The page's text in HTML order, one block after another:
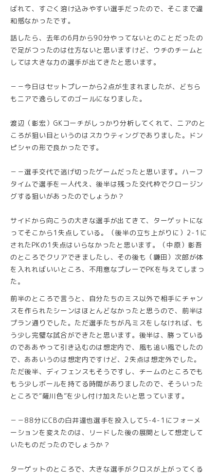
ばれて、すごく溶け込みやすい選手だったので、そこまで違
和感なかったです。
話したら、去年の6月から90分やってないとのことだったの
で足がつったのは仕方ないと思いますけど、ウチのチームと
しては大きな力の選手が出てきたと思います。
－－今日はセットプレーから2点が生まれましたが、どちら
もニアで逸らしてのゴールになりました。
渡辺（彰宏）GKコーチがしっかり分析してくれて、ニアのと
ころが狙い目というのはスカウティングでありました。ドン
ピシャの形で良かったです。
－－選手交代で逃げ切ったゲームだったと思います。ハーフ
タイムで選手を一人代え、後半は残った交代枠でクロージン
グする狙いがあったのでしょうか？
サイドから向こうの大きな選手が出てきて、ターゲットにな
ってそこから1失点している。（後半の立ち上がりに）2-1に
されたPKの1失点はいらなかったと思います。（中原）彰吾
のところでクリアできましたし、その後も（鎌田）次郎が体
を入れればいいところ、不用意なプレーでPKを与えてしまっ
た。
前半のところで言うと、自分たちのミス以外で相手にチャン
スを作られたシーンはほとんどなかったと思うので、前半は
プラン通りでした。ただ選手たちが凡ミスをしなければ、も
う少し完璧な試合ができたと思います。後半は、勝っている
のでああやって引き込むのは想定内で、風も追い風でしたの
で、ああいうのは想定内ですけど、2失点は想定外でした。
ただ後半、ディフェンスもそうですし、チームのところでも
もう少しボールを持てる時間がありましたので、そういった
ところで“薩川色”を少し付け加えたいと思っています。
－－88分にCBの白井達也選手を投入して5-4-1にフォーメ
ーションを変えたのは、リードした後の展開として想定して
いたものだったのでしょうか？
ターゲットのところで、大きな選手がクロスが上がってくる